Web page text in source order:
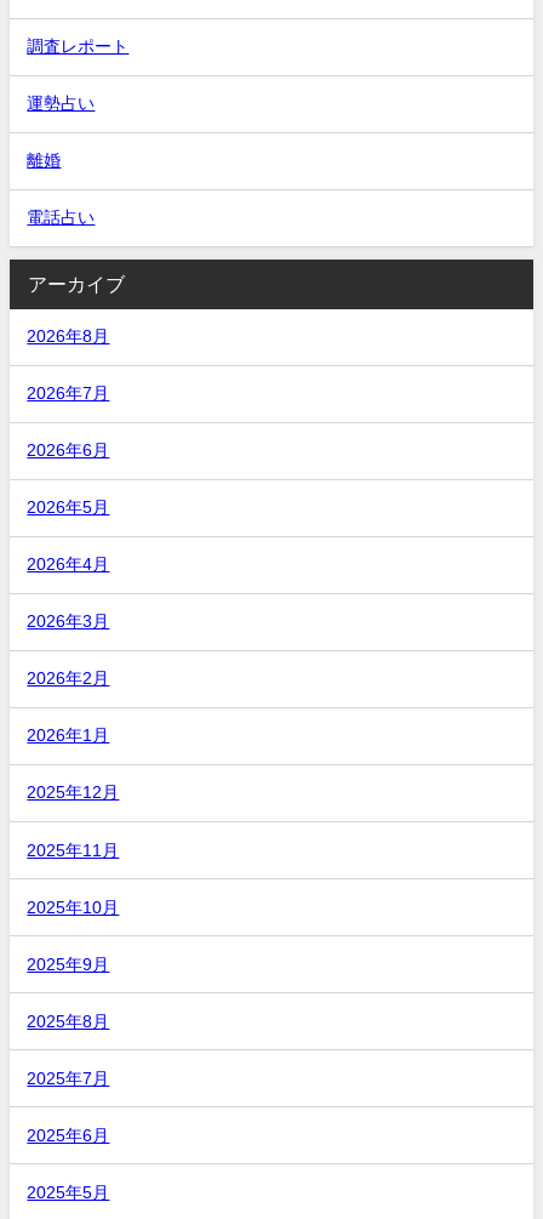
調査レポート
運勢占い
離婚
電話占い
アーカイブ
2026年8月
2026年7月
2026年6月
2026年5月
2026年4月
2026年3月
2026年2月
2026年1月
2025年12月
2025年11月
2025年10月
2025年9月
2025年8月
2025年7月
2025年6月
2025年5月